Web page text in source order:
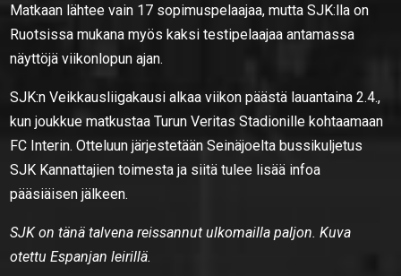
Matkaan lähtee vain 17 sopimuspelaajaa, mutta SJK:lla on
Ruotsissa mukana myös kaksi testipelaajaa antamassa
näyttöjä viikonlopun ajan.
SJK:n Veikkausliigakausi alkaa viikon päästä lauantaina 2.4.,
kun joukkue matkustaa Turun Veritas Stadionille kohtaamaan
FC Interin. Otteluun järjestetään Seinäjoelta bussikuljetus
SJK Kannattajien toimesta ja siitä tulee lisää infoa
pääsiäisen jälkeen.
SJK on tänä talvena reissannut ulkomailla paljon. Kuva
otettu Espanjan leirillä.